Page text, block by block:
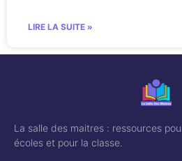
LIRE LA SUITE »
La salle des maitres : ressources
écoles et pour la classe.